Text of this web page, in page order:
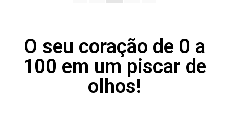
O seu coração de 0 a
100 em um piscar de
olhos!